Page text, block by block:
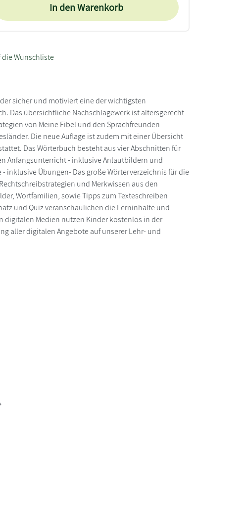
In den Warenkorb
Wunschliste
sicher und motiviert eine der wichtigsten
Das übersichtliche Nachschlagewerk ist altersgerecht
von Meine Fibel und den Sprachfreunden
Die neue Auflage ist zudem mit einer Übersicht
Das Wörterbuch besteht aus vier Abschnitten für
Anfangsunterricht - inklusive Anlautbildern und
inklusive Übungen- Das große Wörterverzeichnis für die
und Merkwissen aus den
Wortfamilien, sowie Tipps zum Texteschreiben
und Quiz veranschaulichen die Lerninhalte und
digitalen Medien nutzen Kinder kostenlos in der
aller digitalen Angebote auf unserer Lehr- und